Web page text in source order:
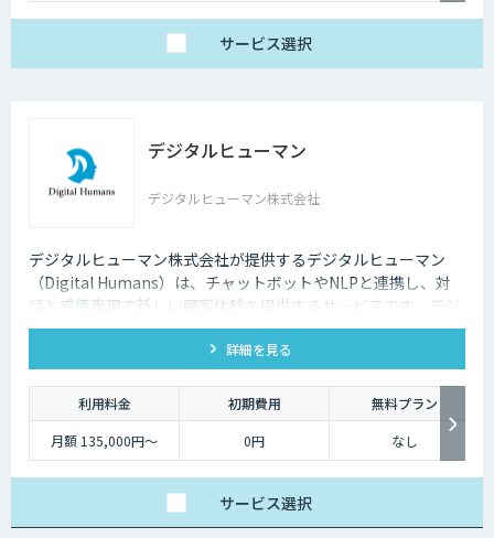
サービス選択
デジタルヒューマン
デジタルヒューマン株式会社
デジタルヒューマン株式会社が提供するデジタルヒューマン
（Digital Humans）は、チャットボットやNLPと連携し、対
話と感情表現で新しい顧客体験を提供するサービスです。デジ
タル従業員として、直感的で、インパクトがあり、競争力があ
るサービス創造と顧客体験が提供できます。
詳細を見る
利用料金 初期費用
無料プラン
月額 135,000円〜
0円 なし
サービス選択